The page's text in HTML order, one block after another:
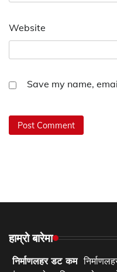
Website
Save my name,
हाम्रो बारेमा
निर्माणलहर डट कम